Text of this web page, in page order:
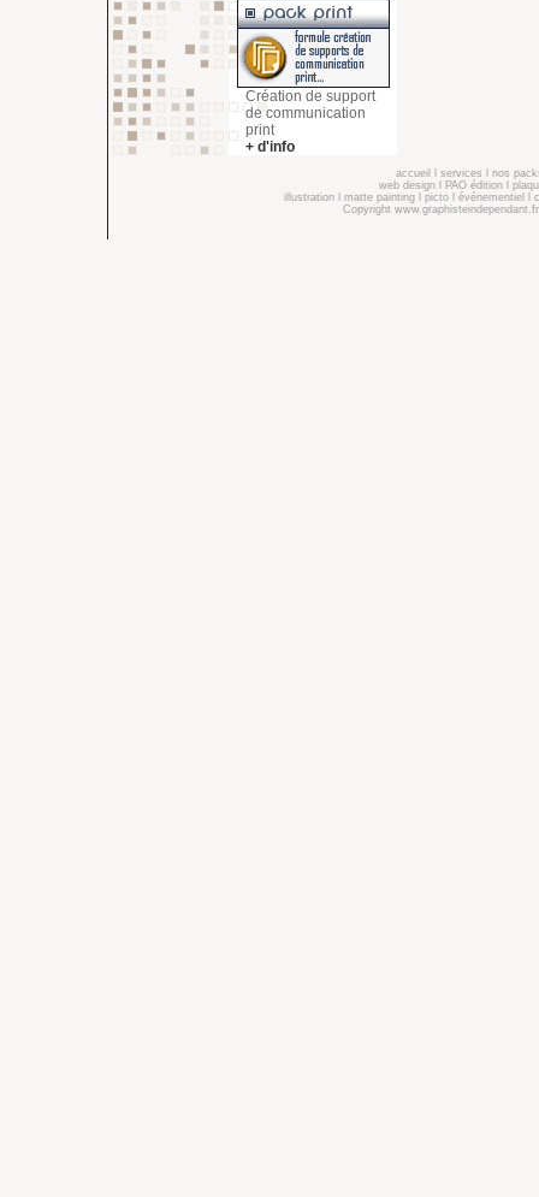
Création de support
de communication
print
+ d'info
accueil services
nos
web design
PAO édition
illustrationl matte paintingl pictol événementiel
Copyright www.graphisteindependant.fr